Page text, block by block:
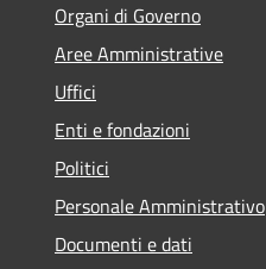
Organi di Governo
Aree Amministrative
Uffici
Enti e fondazioni
Politici
Personale Amministrativo
Documenti e dati